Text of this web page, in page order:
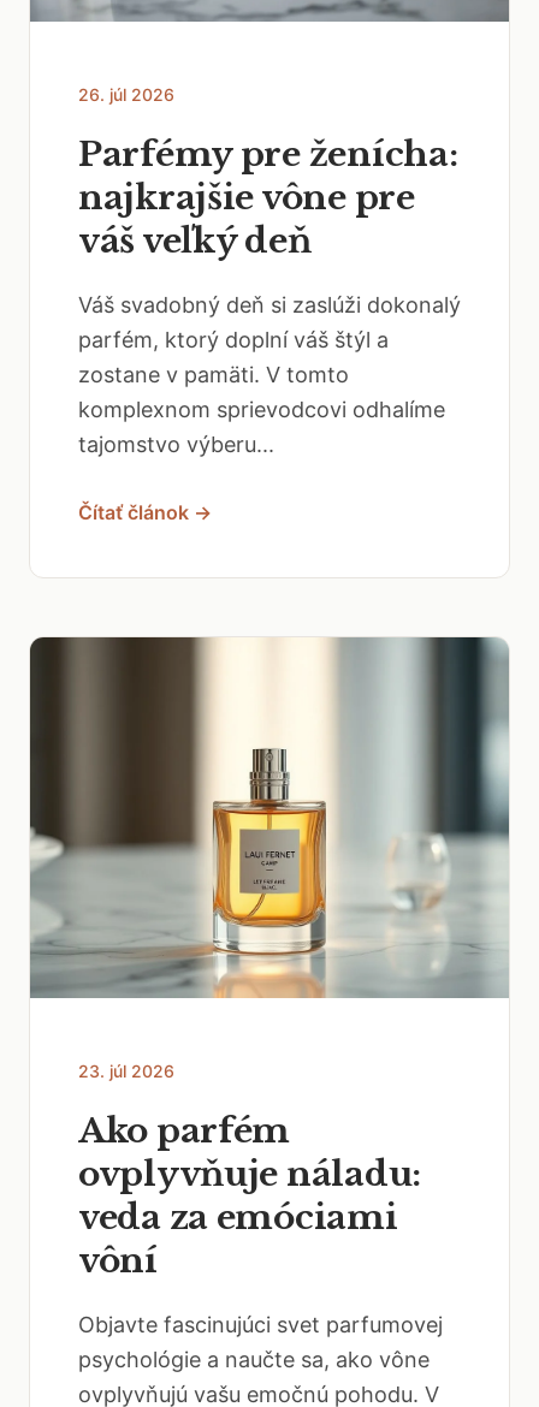
26. júl 2026
Parfémy pre ženícha:
najkrajšie vône pre
váš veľký deň
Váš svadobný deň si zaslúži dokonalý
parfém, ktorý doplní váš štýl a
zostane v pamäti. V tomto
komplexnom sprievodcovi odhalíme
tajomstvo výberu...
Čítať článok →
23. júl 2026
Ako parfém
ovplyvňuje náladu:
veda za emóciami
vôní
Objavte fascinujúci svet parfumovej
psychológie a naučte sa, ako vône
ovplyvňujú vašu emočnú pohodu. V